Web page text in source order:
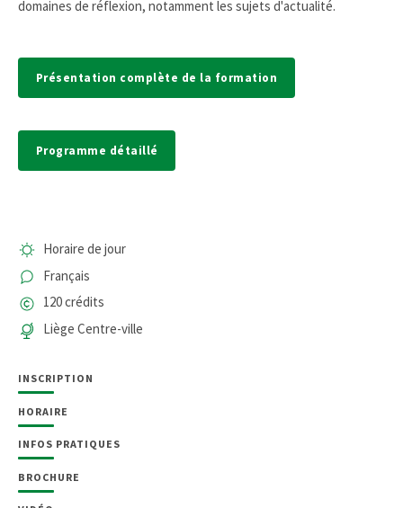
domaines de réflexion, notamment les sujets d'actualité.
Présentation complète de la formation
Programme détaillé
Horaire de jour
Français
120 crédits
Liège Centre-ville
INSCRIPTION
HORAIRE
INFOS PRATIQUES
BROCHURE